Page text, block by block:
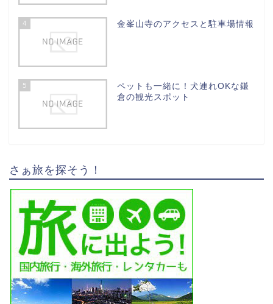
4 金峯山寺のアクセスと駐車場情報
5
ペットも一緒に！犬連れOKな鎌
倉の観光スポット
さぁ旅を探そう！